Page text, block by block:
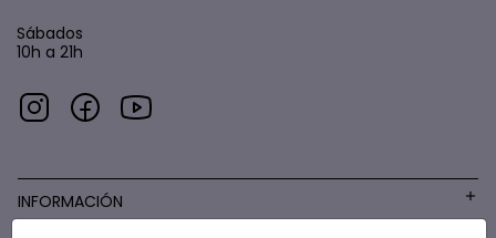
Sábados
10h a 21h
INFORMACIÓN